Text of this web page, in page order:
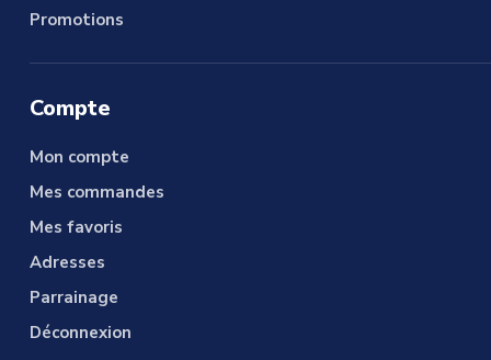
Promotions
Compte
Mon compte
Mes commandes
Mes favoris
Adresses
Parrainage
Déconnexion